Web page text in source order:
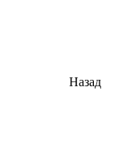
Назад